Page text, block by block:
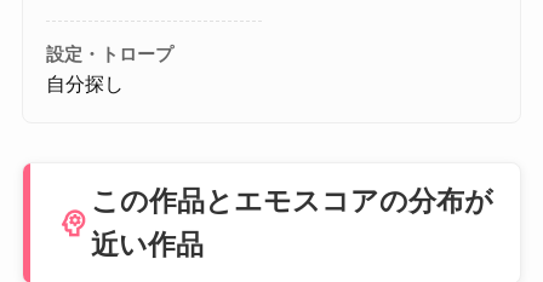
設定・トロープ
自分探し
psychology
この作品とエモスコアの分布が
近い作品